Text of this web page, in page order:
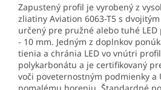
Zapustený profil je vyrobený z
zliatiny Aviation 6063-T5 s
určený pre pružné alebo tuhé LED
- 10 mm. Jedným z doplnkov
tienia a chránia LED vo vnútri
polykarbonátu a je certifikovaný
voči poveternostným podmienky a
pomalému horeniu. Štandardné